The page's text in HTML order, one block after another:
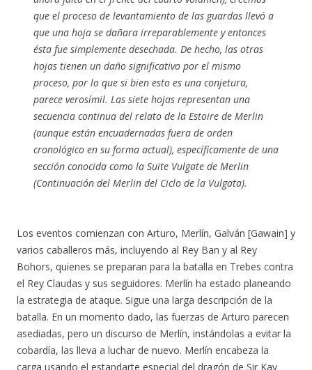
que el proceso de levantamiento de las guardas llevó a
que una hoja se dañara irreparablemente y entonces
ésta fue simplemente desechada. De hecho, las otras
hojas tienen un daño significativo por el mismo
proceso, por lo que si bien esto es una conjetura,
parece verosímil. Las siete hojas representan una
secuencia continua del relato de la Estoire de Merlin
(aunque están encuadernadas fuera de orden
cronológico en su forma actual), específicamente de una
sección conocida como la Suite Vulgate de Merlin
(Continuación del Merlin del Ciclo de la Vulgata).
Los eventos comienzan con Arturo, Merlín, Galván [Gawain] y
varios caballeros más, incluyendo al Rey Ban y al Rey
Bohors, quienes se preparan para la batalla en Trebes contra
el Rey Claudas y sus seguidores. Merlín ha estado planeando
la estrategia de ataque. Sigue una larga descripción de la
batalla. En un momento dado, las fuerzas de Arturo parecen
asediadas, pero un discurso de Merlín, instándolas a evitar la
cobardía, las lleva a luchar de nuevo. Merlín encabeza la
carga usando el estandarte especial del dragón de Sir Kay